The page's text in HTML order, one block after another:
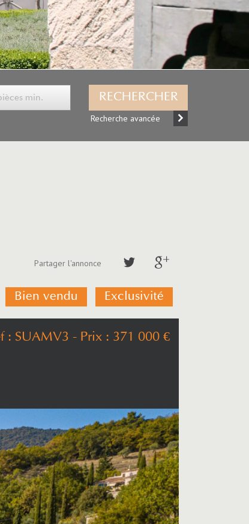
RECHERCHER
Recherche avancée
Partager l'annonce
Bien vendu Exclusivité
: SUAMV3 - Prix : 371 000 €